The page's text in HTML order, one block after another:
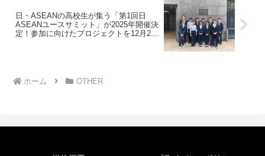
日・ASEANの高校生が集う「第1回日
ASEANユースサミット」が2025年開催決
定！参加に向けたプロジェクトを12月29
ホーム OTHER